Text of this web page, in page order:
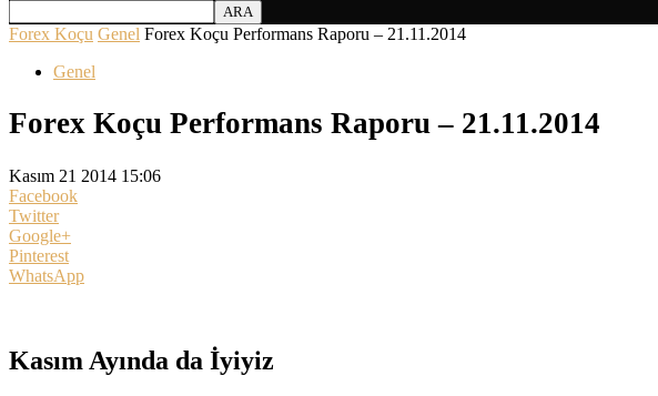
Forex Koçu Genel Forex Koçu Performans Raporu – 21.11.2014
Genel
Forex Koçu Performans Raporu – 21.11.2014
Kasım 21 2014 15:06
Facebook
Twitter
Google+
Pinterest
WhatsApp
Kasım Ayında da İyiyiz